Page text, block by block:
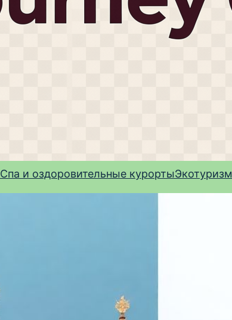
Спа и оздоровительные курортыЭкотуризм